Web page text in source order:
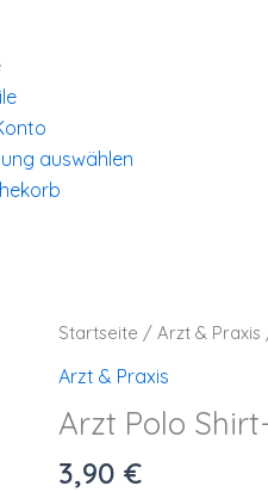
auswählen
Startseite / Arzt & Praxis
Arzt & Praxis
Arzt Polo
3,90 €
Arzt
Polo
Shirt-
Kasack